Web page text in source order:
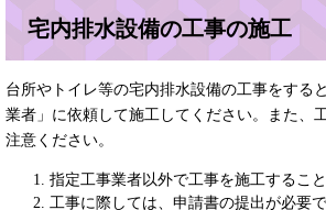
宅内排水設備の工事の施工
台所やトイレ等の宅内排水設備の工事をする
業者」に依頼して施工してください。また、
注意ください。
指定工事業者以外で工事を施工するこ
工事に際しては、申請書の提出が必要